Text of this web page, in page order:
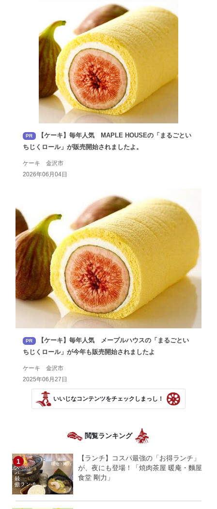
PR
【ケーキ】毎年人気 MAPLE HOUSEの「まるごとい
ちじくロール」が販売開始されましたよ。
ケーキ 金沢市
2026年06月04日
PR
【ケーキ】毎年人気 メープルハウスの「まるごとい
ちじくロール」が今年も販売開始されましたよ
ケーキ 金沢市
2025年06月27日
いいじなコンテンツをチェックしまっし！
閲覧ランキング
【ランチ】コスパ最強の「お得ランチ」
が、夜にも登場！「焼肉茶屋 暖庵・麵屋
食堂 剛力」